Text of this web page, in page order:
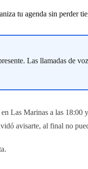
tu agenda sin perder
Las llamadas de
Las Marinas a las 18:00
avisarte, al final no